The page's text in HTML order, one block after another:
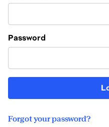
Password
Forgot your password?